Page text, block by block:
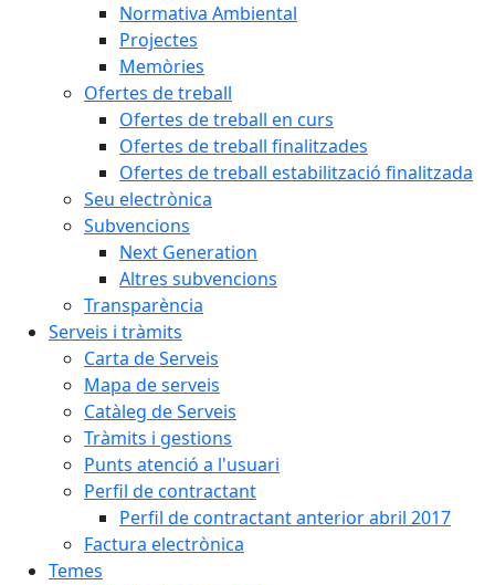
Normativa Ambiental
Projectes
Memòries
Ofertes de treball
Ofertes de treball en curs
Ofertes de treball finalitzades
Ofertes de treball estabilització finalitzada
Seu electrònica
Subvencions
Next Generation
Altres subvencions
Transparència
Serveis i tràmits
Carta de Serveis
Mapa de serveis
Catàleg de Serveis
Tràmits i gestions
Punts atenció a l'usuari
Perfil de contractant
Perfil de contractant anterior abril 2017
Factura electrònica
Temes